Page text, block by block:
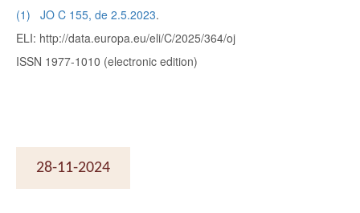
(1) JO C 155, de 2.5.2023.
ELI: http://data.europa.eu/eli/C/2025/364/oj
ISSN 1977-1010 (electronic edition)
28-11-2024